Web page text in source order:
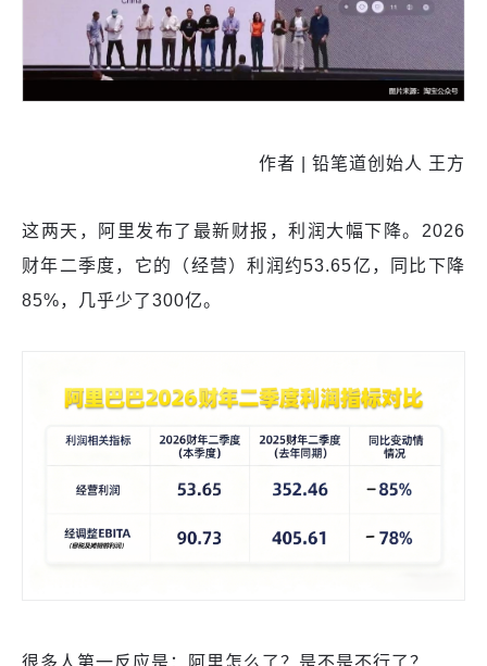
作者 | 铅笔道创始人 王方
这两天，阿里发布了最新财报，利润大幅下降。2026
财年二季度，它的（经营）利润约53.65亿，同比下降
85%，几乎少了300亿。
很多人第一反应是：阿里怎么了？是不是不行了？